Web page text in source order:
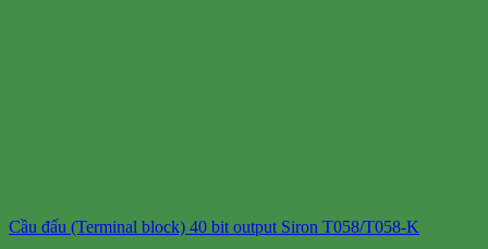
Cầu đấu (Terminal block) 40 bit output Siron T058/T058-K